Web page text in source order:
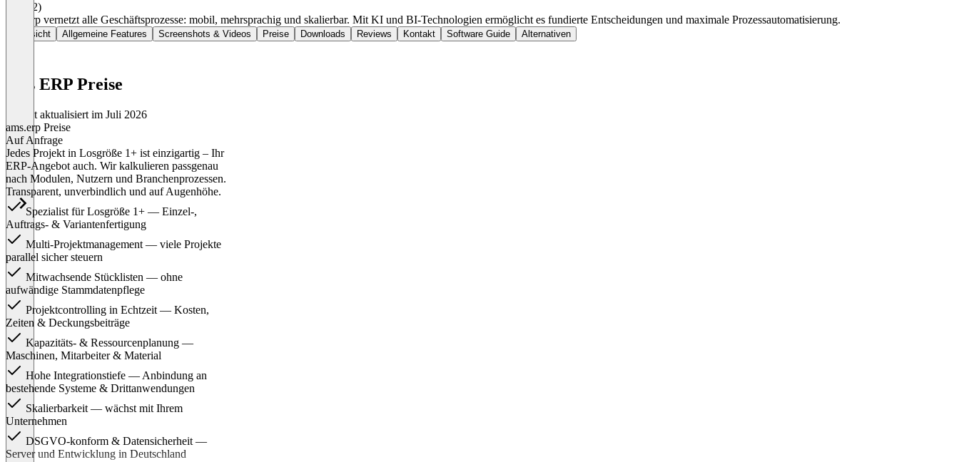
(12)
ams.erp vernetzt alle Geschäftsprozesse: mobil, mehrsprachig und skalierbar. Mit KI und BI-Technologien ermöglicht es fundierte Entscheidungen und maximale Prozessautomatisierung.
Übersicht Allgemeine Features Screenshots & Videos Preise Downloads Reviews Kontakt Software Guide Alternativen
ams ERP Preise
Zuletzt aktualisiert im Juli 2026
ams.erp Preise
Auf Anfrage
Jedes Projekt in Losgröße 1+ ist einzigartig – Ihr
ERP-Angebot auch. Wir kalkulieren passgenau
nach Modulen, Nutzern und Branchenprozessen.
Transparent, unverbindlich und auf Augenhöhe.
Spezialist für Losgröße 1+ — Einzel-,
Auftrags- & Variantenfertigung
Multi-Projektmanagement — viele Projekte
parallel sicher steuern
Mitwachsende Stücklisten — ohne
aufwändige Stammdatenpflege
Projektcontrolling in Echtzeit — Kosten,
Zeiten & Deckungsbeiträge
Kapazitäts- & Ressourcenplanung —
Maschinen, Mitarbeiter & Material
Hohe Integrationstiefe — Anbindung an
bestehende Systeme & Drittanwendungen
Skalierbarkeit — wächst mit Ihrem
Unternehmen
DSGVO-konform & Datensicherheit —
Server und Entwicklung in Deutschland